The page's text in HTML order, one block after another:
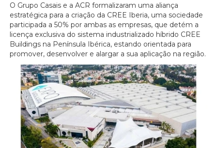
O Grupo Casais e a ACR formalizaram uma aliança
estratégica para a criação da CREE Iberia, uma sociedade
participada a 50% por ambas as empresas, que detém a
licença exclusiva do sistema industrializado híbrido CREE
Buildings na Península Ibérica, estando orientada para
promover, desenvolver e alargar a sua aplicação na região.